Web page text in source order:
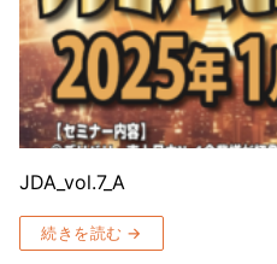
JDA_vol.7_A
続きを読む →